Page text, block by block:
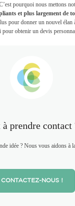
pourquoi nous mettons
et plus largement de
pour donner un nouvel
pour obtenir un devis
à prendre contact
idée ? Nous vous aidons à
CONTACTEZ-NOUS !